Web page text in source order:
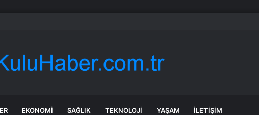
‘Tek Durak Ofisi’ açıldı
EKONOMI SAĞLIK TEKNOLOJI YAŞAM İLETIŞIM